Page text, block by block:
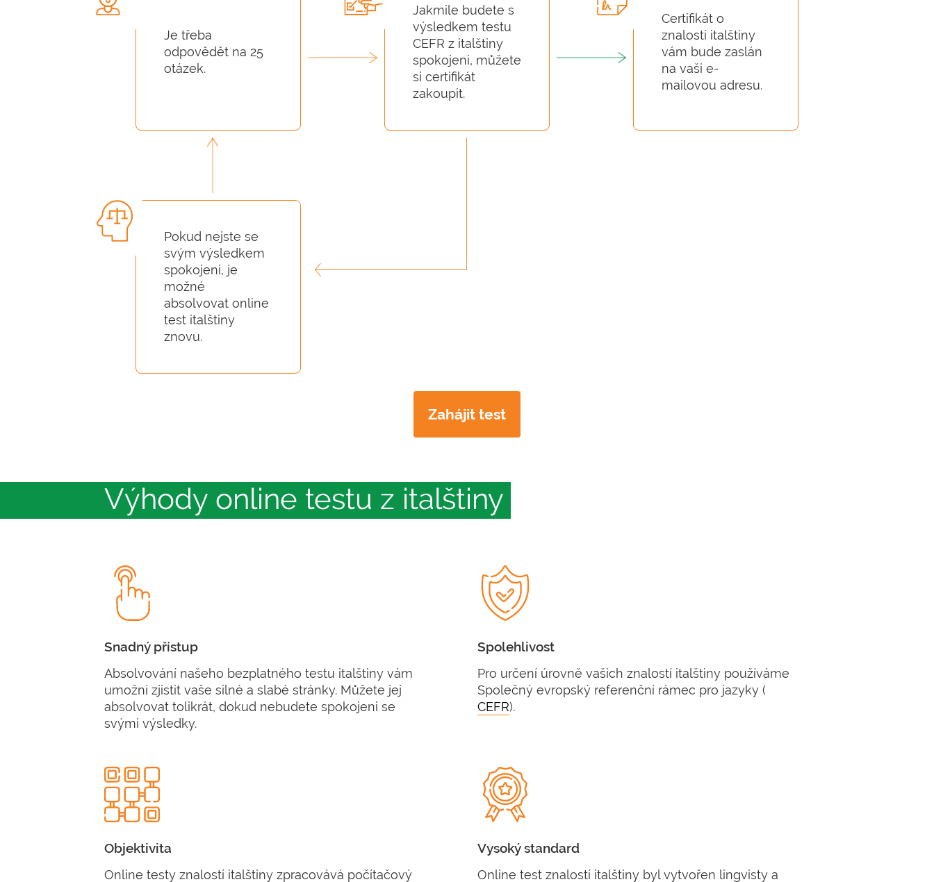
Je třeba
odpovědět na 25
otázek.
Jakmile budete s
výsledkem testu
CEFR z italštiny
spokojeni, můžete
si certifikát
zakoupit.
Certifikát o
znalosti italštiny
vám bude zaslán
na vaši e-
mailovou adresu.
Pokud nejste se
svým výsledkem
spokojeni, je
možné
absolvovat online
test italštiny
znovu.
Zahájit test
Výhody online testu z italštiny
Snadný přístup
Absolvování našeho bezplatného testu italštiny vám
umožní zjistit vaše silné a slabé stránky. Můžete jej
absolvovat tolikrát, dokud nebudete spokojeni se
svými výsledky.
Spolehlivost
Pro určení úrovně vašich znalostí italštiny používáme
Společný evropský referenční rámec pro jazyky (
CEFR).
Objektivita
Online testy znalostí italštiny zpracovává počítačový
Vysoký standard
Online test znalostí italštiny byl vytvořen lingvisty a